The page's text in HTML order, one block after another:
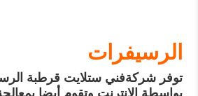
الرسيفرات
توفر شركةفني ستلايت قرطبة
بواسطة الإنترنت وتقوم أيضا